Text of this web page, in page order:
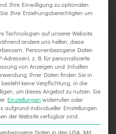
exklusiven Delligsen-
Ihre Einwilligung zu optionalen
Ihre Erziehungsberechtigten um
Technologien auf unserer Website.
andere uns helfen, diese
Personenbezogene Daten
Adressen), z. B. für personalisierte
von Anzeigen und Inhalten.
Ihrer Daten finden Sie in
besteht keine Verpflichtung, in die
um dieses Angebot zu nutzen. Sie
Einstellungen widerrufen oder
aufgrund individueller Einstellungen
der Website verfügbar sind.
Daten in den USA. Mit